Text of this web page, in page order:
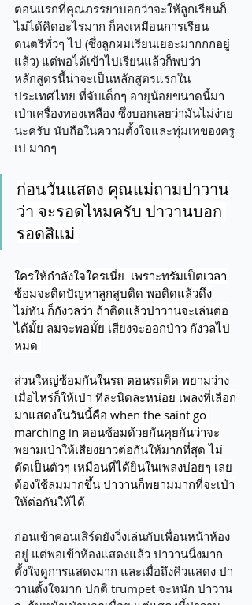
ตอนแรกที่คุณภรรยาบอกว่าจะให้ลูกเรียนก็
ไม่ได้คิดอะไรมาก ก็คงเหมือนการเรียน
ดนตรีทั่วๆ ไป (ซึ่งลูกผมเรียนเยอะมากกกอยู่
แล้ว) แต่พอได้เข้าไปเรียนแล้วก็พบว่า
หลักสูตรนี้น่าจะเป็นหลักสูตรแรกใน
ประเทศไทย ที่จับเด็กๆ อายุน้อยขนาดนี้มา
เป่าเครื่องทองเหลือง ซึ่งบอกเลยว่ามันไม่ง่าย
นะครับ นับถือในความตั้งใจและทุ่มเทของครู
เป มากๆ
ก่อนวันแสดง คุณแม่ถามปาวาน
ว่า จะรอดไหมครับ ปาวานบอก
รอดสิแม่
ใครให้กำลังใจใครเนี่ย  เพราะทรัมเป็ตเวลา
ซ้อมจะติดปัญหาลูกสูบติด พอติดแล้วดึง
ไม่ทัน ก็กังวลว่า ถ้าติดแล้วปาวานจะเล่นต่อ
ได้มั้ย ลมจะพอมั้ย เสียงจะออกป่าว กังวลไป
หมด
ส่วนใหญ่ซ้อมกันในรถ ตอนรถติด พยามว่าง
เมื่อไหร่ก็ให้เป่า ทีละนิดละหน่อย เพลงที่เลือก
มาแสดงในวันนี้คือ when the saint go
marching in ตอนซ้อมด้วยกันคุยกันว่าจะ
พยามเป่าให้เสียงยาวต่อกันให้มากที่สุด ไม่
ตัดเป็นตัวๆ เหมือนที่ได้ยินในเพลงบ่อยๆ เลย
ต้องใช้ลมมากขึ้น ปาวานก็พยามมากที่จะเป่า
ให้ต่อกันให้ได้
ก่อนเข้าคอนเสิร์ตยังวิ่งเล่นกับเพื่อนหน้าห้อง
อยู่ แต่พอเข้าห้องแสดงแล้ว ปาวานนิ่งมาก
ตั้งใจดูการแสดงมาก และเมื่อถึงคิวแสดง ปา
วานตั้งใจมาก ปกติ trumpet จะหนัก ปาวาน